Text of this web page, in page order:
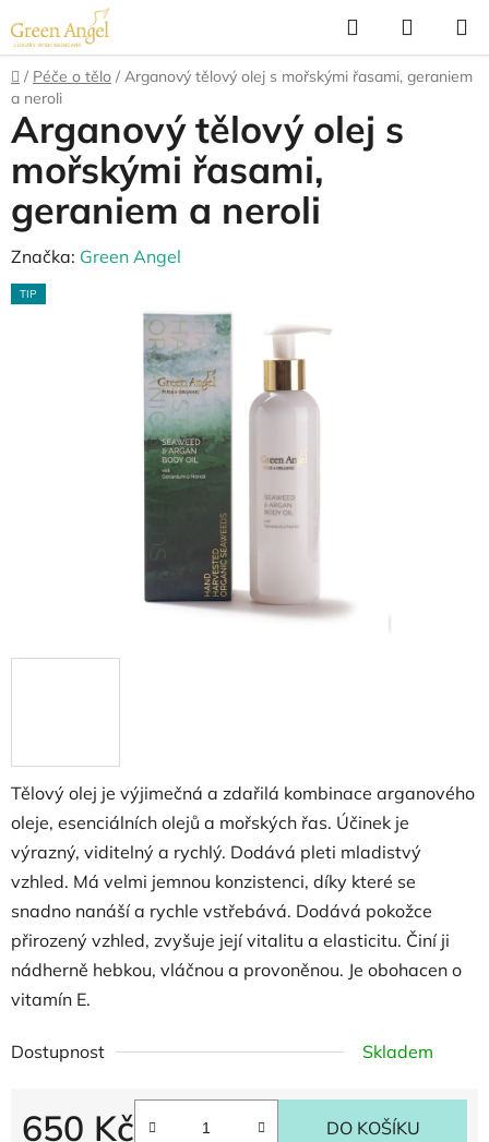
na
obsah
Hledat
KOŠÍK
Domů
/ Péče o tělo / Arganový tělový olej s mořskými řasami, geraniem
a neroli
Tělový olej je výjimečná a zdařilá kombinace arganového
oleje, esenciálních olejů a mořských řas. Účinek je
výrazný, viditelný a rychlý. Dodává pleti mladistvý
vzhled. Má velmi jemnou konzistenci, díky které se
snadno nanáší a rychle vstřebává. Dodává pokožce
přirozený vzhled, zvyšuje její vitalitu a elasticitu. Činí ji
nádherně hebkou, vláčnou a provoněnou. Je obohacen o
vitamín E.
Dostupnost Skladem
650 Kč DO KOŠÍKU
Arganový tělový olej s
mořskými řasami,
geraniem a neroli
Značka: Green Angel
TIP